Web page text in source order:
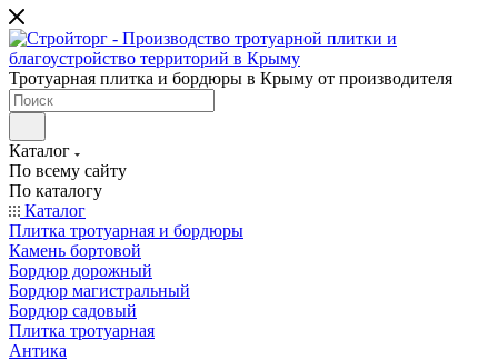
Тротуарная плитка и бордюры в Крыму от производителя
Каталог
По всему сайту
По каталогу
Каталог
Плитка тротуарная и бордюры
Камень бортовой
Бордюр дорожный
Бордюр магистральный
Бордюр садовый
Плитка тротуарная
Антика